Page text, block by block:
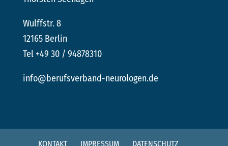
Wulffstr. 8
12165 Berlin
Tel +49 30 / 94878310
info@berufsverband-neurologen.de
KONTAKT IMPRESSUM DATENSCHUTZ